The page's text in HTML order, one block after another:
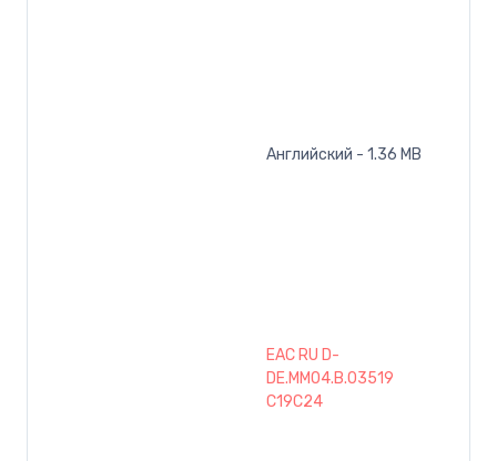
Английский - 1.36 MB
EAC RU D-
DE.MM04.B.03519
C19C24